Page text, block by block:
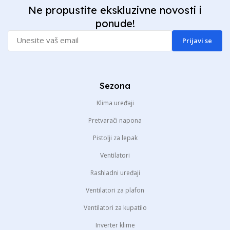
Ne propustite ekskluzivne novosti i
ponude!
Prijavi se
Sezona
Klima uređaji
Pretvarači napona
Pistolji za lepak
Ventilatori
Rashladni uređaji
Ventilatori za plafon
Ventilatori za kupatilo
Inverter klime